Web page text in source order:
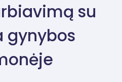
su
gynybos